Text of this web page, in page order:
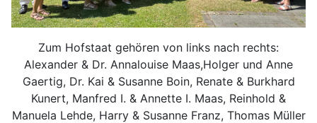
Zum Hofstaat gehören von links nach rechts:
Alexander & Dr. Annalouise Maas,Holger und Anne
Gaertig, Dr. Kai & Susanne Boin, Renate & Burkhard
Kunert, Manfred I. & Annette I. Maas, Reinhold &
Manuela Lehde, Harry & Susanne Franz, Thomas Müller